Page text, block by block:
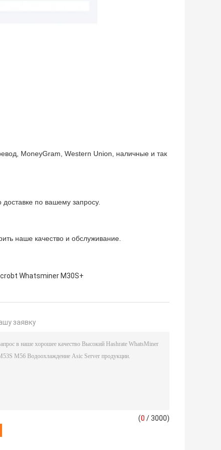
MoneyGram, Western Union, наличные и так
по вашему запросу.
наше качество и обслуживание.
Whatsminer M30S+
заявку
(0 / 3000)